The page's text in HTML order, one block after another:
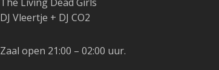
DJ Vleertje + DJ CO2
Zaal open 21:00 – 02:00 uur.